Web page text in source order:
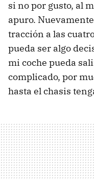
si no por gusto, al
apuro.
tracción a las
pueda ser algo
mi coche pueda
complicado, por
hasta el chasis